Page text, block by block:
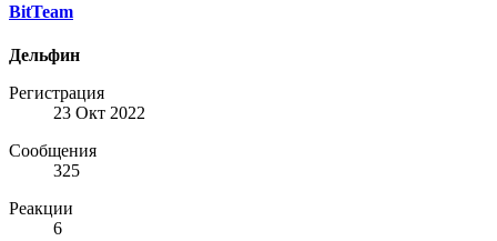
BitTeam
Дельфин
Регистрация
23 Окт 2022
Сообщения
325
Реакции
6